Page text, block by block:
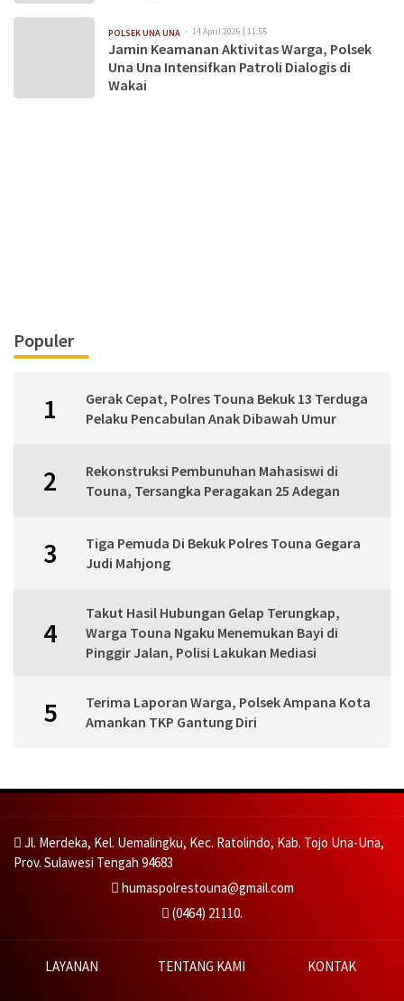
POLSEK UNA UNA 14 April 2026 | 11:55
Jamin Keamanan Aktivitas Warga, Polsek
Una Una Intensifkan Patroli Dialogis di
Wakai
Populer
1
Gerak Cepat, Polres Touna Bekuk 13 Terduga
Pelaku Pencabulan Anak Dibawah Umur
2
Rekonstruksi Pembunuhan Mahasiswi di
Touna, Tersangka Peragakan 25 Adegan
3
Tiga Pemuda Di Bekuk Polres Touna Gegara
Judi Mahjong
4
Takut Hasil Hubungan Gelap Terungkap,
Warga Touna Ngaku Menemukan Bayi di
Pinggir Jalan, Polisi Lakukan Mediasi
5
Terima Laporan Warga, Polsek Ampana Kota
Amankan TKP Gantung Diri
Jl. Merdeka, Kel. Uemalingku, Kec. Ratolindo, Kab. Tojo Una-Una,
Prov. Sulawesi Tengah 94683
humaspolrestouna@gmail.com
(0464) 21110.
LAYANAN TENTANG KAMI KONTAK